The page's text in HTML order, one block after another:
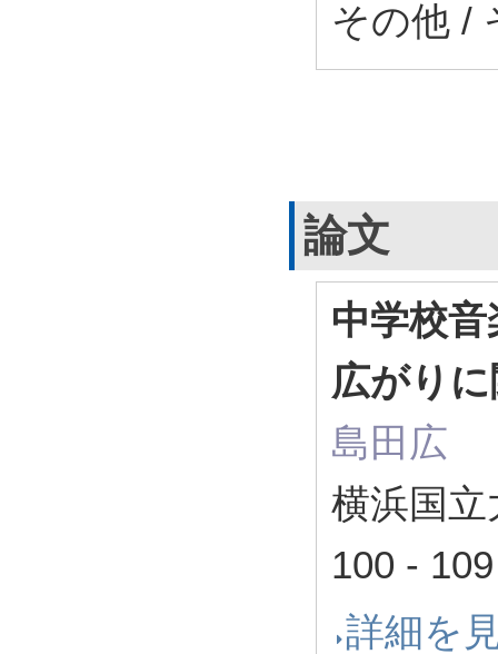
その他 /
論文
中学校
広がり
島田広
横浜国
100 -
詳細を